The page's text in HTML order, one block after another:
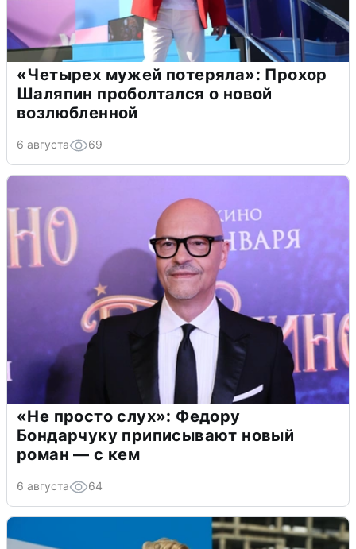
«Четырех мужей потеряла»: Прохор
Шаляпин проболтался о новой
возлюбленной
6 августа 69
«Не просто слух»: Федору
Бондарчуку приписывают новый
роман — с кем
6 августа 64